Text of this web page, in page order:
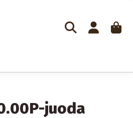
juoda